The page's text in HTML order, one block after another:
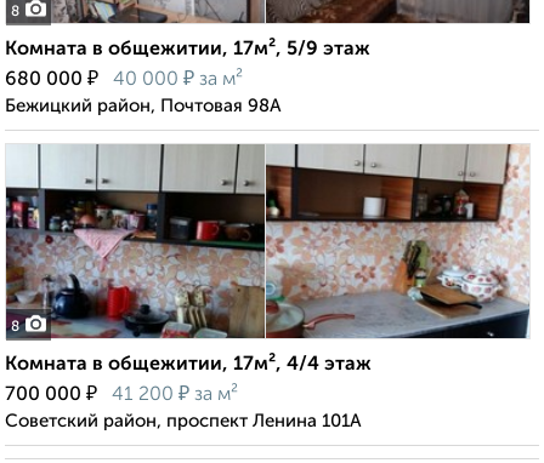
8
Комната в общежитии, 17м², 5/9 этаж
680 000 ₽ 40 000 ₽ за м²
Бежицкий район, Почтовая 98А
8
Комната в общежитии, 17м², 4/4 этаж
700 000 ₽ 41 200 ₽ за м²
Советский район, проспект Ленина 101А